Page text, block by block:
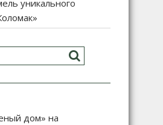
уникального
дом» на